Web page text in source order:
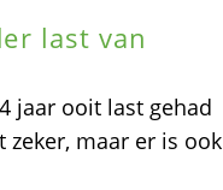
last van
jaar ooit last gehad
zeker, maar er is ook